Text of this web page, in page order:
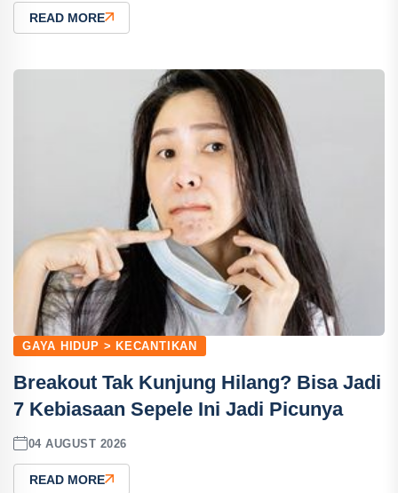
READ MORE
GAYA HIDUP > KECANTIKAN
Breakout Tak Kunjung Hilang? Bisa Jadi
7 Kebiasaan Sepele Ini Jadi Picunya
04 AUGUST 2026
READ MORE